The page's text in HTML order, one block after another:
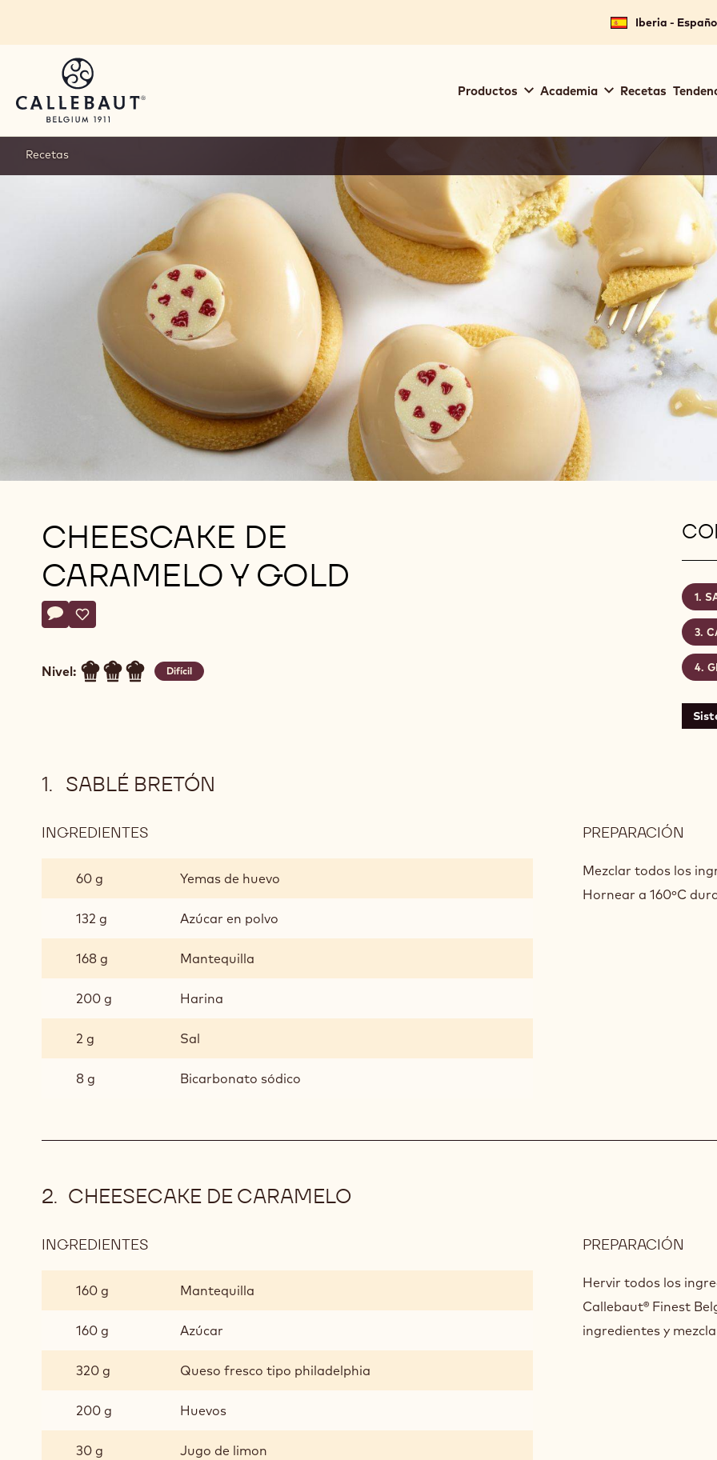
Iberia -
navigation
Productos Academia Recetas
Recetas
CHEESCAKE DE
CARAMELO Y GOLD
Actions
Escriba un comentario
- Cheescake de caramelo y Gold
Guardar
- Cheescake de caramelo y Gold
Nivel: Difícil
SABLÉ BRETÓN
INGREDIENTES
BRETÓN
60 g Yemas de huevo
132 g Azúcar en polvo
168 g Mantequilla
200 g Harina
2 g Sal
8 g Bicarbonato sódico
PREPARACIÓN
Mezclar todos los
Hornear a 160ºC
CHEESECAKE DE CARAMELO
INGREDIENTES
CARAMELO
160 g Mantequilla
160 g Azúcar
320 g Queso fresco tipo philadelphia
200 g Huevos
30 g Jugo de limon
PREPARACIÓN
DE
Hervir todos los
Callebaut® Finest
ingredientes y